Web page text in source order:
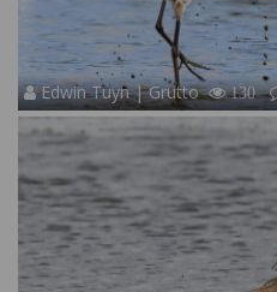
Edwin Tuyn | Grutto 130